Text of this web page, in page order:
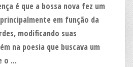
é que a bossa nova fez um
em função da
modificando suas
na poesia que buscava um
o ...